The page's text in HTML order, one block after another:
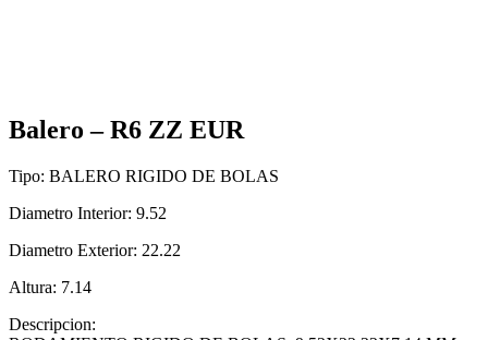
Balero – R6 ZZ EUR
Tipo: BALERO RIGIDO DE BOLAS
Diametro Interior: 9.52
Diametro Exterior: 22.22
Altura: 7.14
Descripcion: